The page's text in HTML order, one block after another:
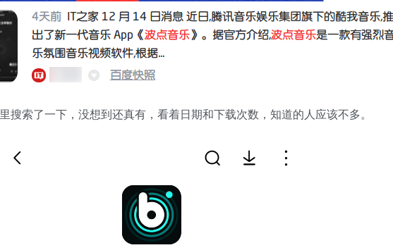
搜索了一下，没想到还真有，看着日期和下载次数，知道的人应该不多。